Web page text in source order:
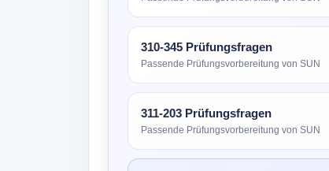
310-345 Prüfungsfragen
Passende Prüfungsvorbereitung von SUN
311-203 Prüfungsfragen
Passende Prüfungsvorbereitung von SUN